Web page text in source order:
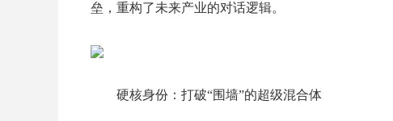
垒，重构了未来产业的对话逻辑。
硬核身份：打破“围墙”的超级混合体